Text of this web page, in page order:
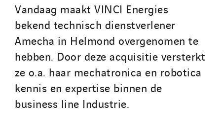
Vandaag maakt VINCI Energies
bekend technisch dienstverlener
Amecha in Helmond overgenomen te
hebben. Door deze acquisitie versterkt
ze o.a. haar mechatronica en robotica
kennis en expertise binnen de
business line Industrie.
Tunzini Grand Ouest
Tunzini Maintenance Nucléaire
TUNZINI Nucléaire
Tunzini Paris
Tunzini Toulouse
Tunzini Troyes
Twyver